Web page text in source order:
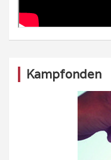
Kampfonden